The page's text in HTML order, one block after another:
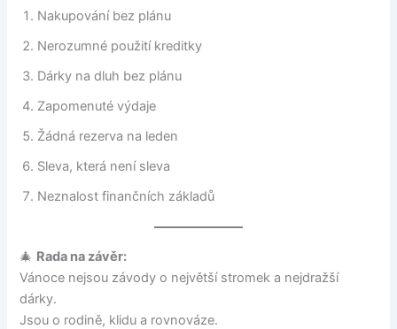
Nakupování bez plánu
Nerozumné použití kreditky
Dárky na dluh bez plánu
Zapomenuté výdaje
Žádná rezerva na leden
Sleva, která není sleva
Neznalost finančních základů
🎄 Rada na závěr:
Vánoce nejsou závody o největší stromek a nejdražší
dárky.
Jsou o rodině, klidu a rovnováze.